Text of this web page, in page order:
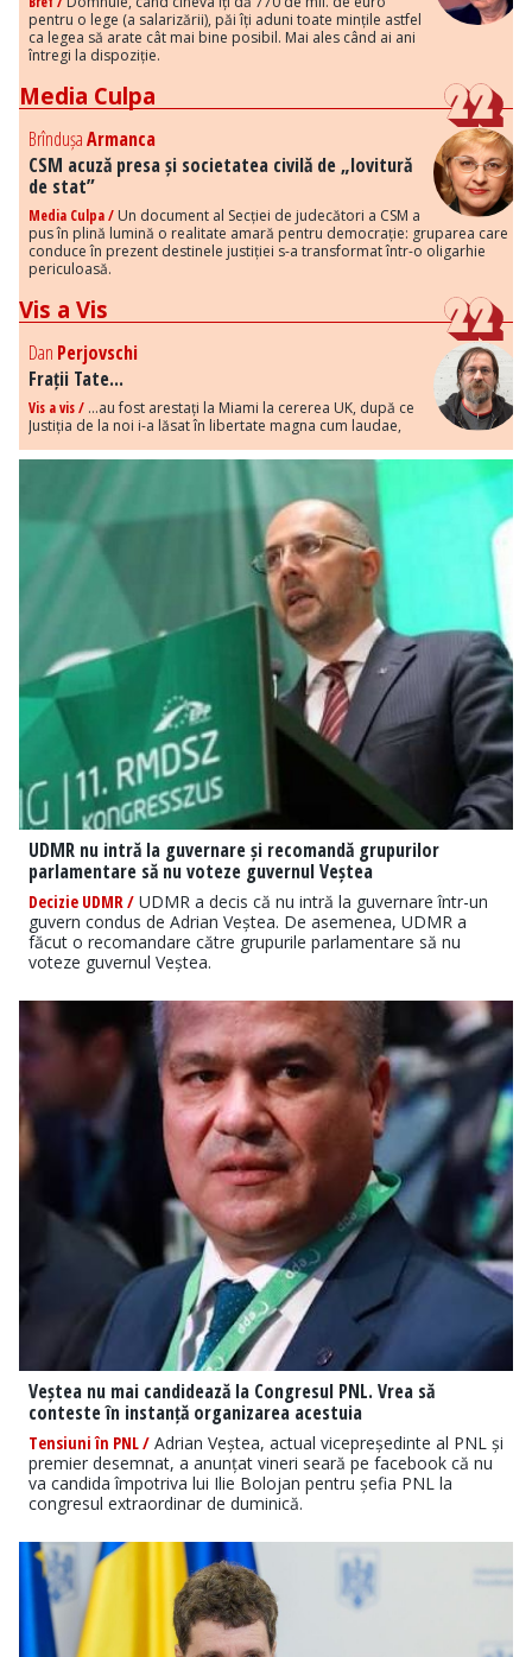
pentru o lege (a salarizării), păi îți aduni toate mințile astfel
ca legea să arate cât mai bine posibil. Mai ales când ai ani
întregi la dispoziție.
Media Culpa
BrîndușaArmanca
CSM acuză presa și societatea civilă de „lovitură
de stat”
Media Culpa / Un document al Secției de judecători a CSM a
pus în plină lumină o realitate amară pentru democrație: gruparea care
conduce în prezent destinele justiției s-a transformat într-o oligarhie
periculoasă.
Vis a Vis
Dan Perjovschi
Frații Tate...
Vis a vis / ...au fost arestați la Miami la cererea UK, după ce
Justiția de la noi i-a lăsat în libertate magna cum laudae,
UDMR nu intră la guvernare și recomandă grupurilor
parlamentare să nu voteze guvernul Veștea
Decizie UDMR / UDMR a decis că nu intră la guvernare într-un
guvern condus de Adrian Veștea. De asemenea, UDMR a
făcut o recomandare către grupurile parlamentare să nu
voteze guvernul Veștea.
Veștea nu mai candidează la Congresul PNL. Vrea să
conteste în instanță organizarea acestuia
Tensiuni în PNL / Adrian Veștea, actual vicepreședinte al PNL și
premier desemnat, a anunțat vineri seară pe facebook că nu
va candida împotriva lui Ilie Bolojan pentru șefia PNL la
congresul extraordinar de duminică.